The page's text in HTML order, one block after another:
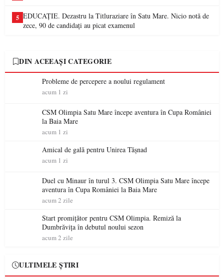
5 EDUCAȚIE. Dezastru la Titluraziare în Satu Mare. Nicio notă de
zece, 90 de candidați au picat examenul
DIN ACEEAȘI CATEGORIE
Probleme de percepere a noului regulament
acum 1 zi
CSM Olimpia Satu Mare începe aventura în Cupa României
la Baia Mare
acum 1 zi
Amical de gală pentru Unirea Tășnad
acum 1 zi
Duel cu Minaur în turul 3. CSM Olimpia Satu Mare începe
aventura în Cupa României la Baia Mare
acum 2 zile
Start promițător pentru CSM Olimpia. Remiză la
Dumbrăvița în debutul noului sezon
acum 2 zile
ULTIMELE ȘTIRI